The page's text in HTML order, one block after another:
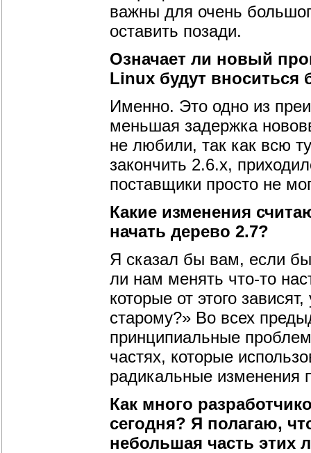
важны для очень
оставить позади.
Означает ли новый
Linux будут вноситься
Именно. Это одно из
меньшая задержка
не любили, так как всю
закончить 2.6.x,
поставщики просто не
Какие изменения
начать дерево 2.7?
Я сказал бы вам, если
ли нам менять что-то
которые от этого
старому?» Во всех
принципиальные
частях, которые
радикальные изменения
Как много
сегодня? Я полагаю,
небольшая часть этих